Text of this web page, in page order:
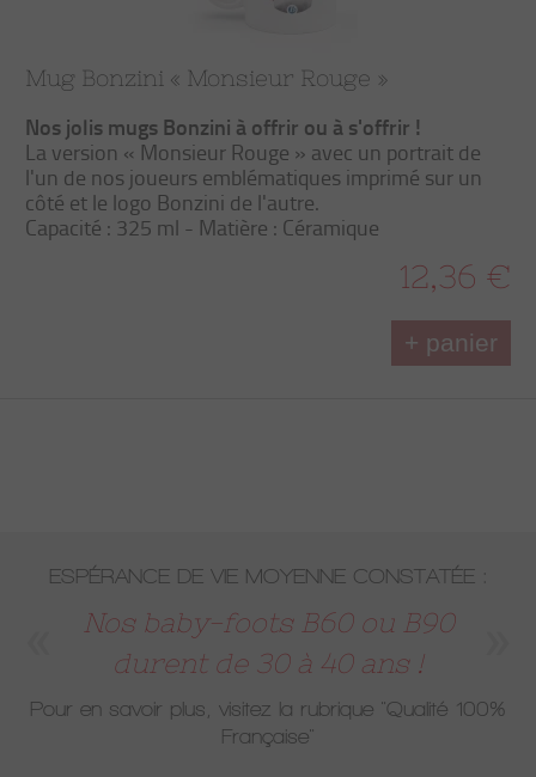
Mug Bonzini « Monsieur Rouge »
Nos jolis mugs Bonzini à offrir ou à s'offrir !
La version « Monsieur Rouge » avec un portrait de
l'un de nos joueurs emblématiques imprimé sur un
côté et le logo Bonzini de l'autre.
Capacité : 325 ml - Matière : Céramique
12,36 €
+ panier
ESPÉRANCE DE VIE MOYENNE CONSTATÉE :
Nos baby-foots B60 ou B90
durent de 30 à 40 ans !
Pour en savoir plus, visitez la rubrique "Qualité 100%
Française"